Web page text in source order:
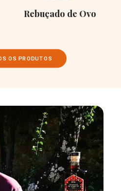
Rebuçado de Ovo
OS PRODUTOS